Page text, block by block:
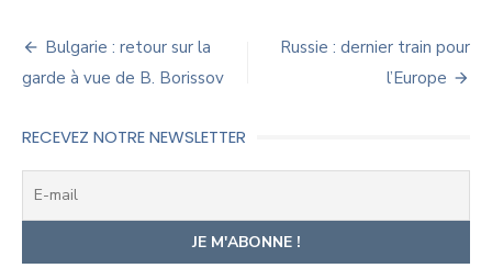
Navigation
de
l’article
Bulgarie : retour sur la
garde à vue de B. Borissov
Russie : dernier train pour
l’Europe
RECEVEZ NOTRE NEWSLETTER